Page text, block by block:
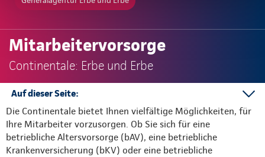
Mitarbeitervorsorge
Continentale: Erbe und Erbe
Auf dieser Seite:
bAV
bKV
bUV
Die Continentale bietet Ihnen vielfältige Möglichkeiten, für
Ihre Mitarbeiter vorzusorgen. Ob Sie sich für eine
betriebliche Altersvorsorge (bAV), eine betriebliche
Krankenversicherung (bKV) oder eine betriebliche